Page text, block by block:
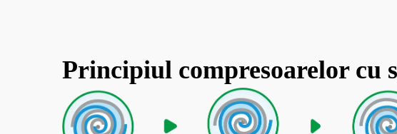
Principiul compresoarelor cu